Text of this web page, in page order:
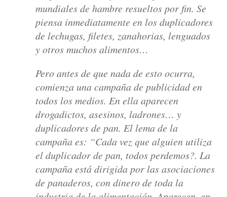
mundiales de hambre resueltos por fin. Se
piensa inmediatamente en los duplicadores
de lechugas, filetes, zanahorias, lenguados
y otros muchos alimentos…
Pero antes de que nada de esto ocurra,
comienza una campaña de publicidad en
todos los medios. En ella aparecen
drogadictos, asesinos, ladrones… y
duplicadores de pan. El lema de la
campaña es: “Cada vez que alguien utiliza
el duplicador de pan, todos perdemos?. La
campaña está dirigida por las asociaciones
de panaderos, con dinero de toda la